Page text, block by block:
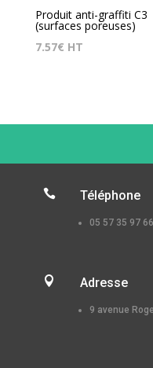
Produit anti-graffiti C3
(surfaces poreuses)
7.57€ HT
 Téléphone
05 57 35 97 66
 Adresse
9 avenue